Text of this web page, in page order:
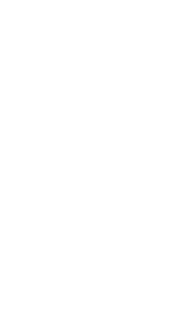
ainda mais o
unidades
e na merenda